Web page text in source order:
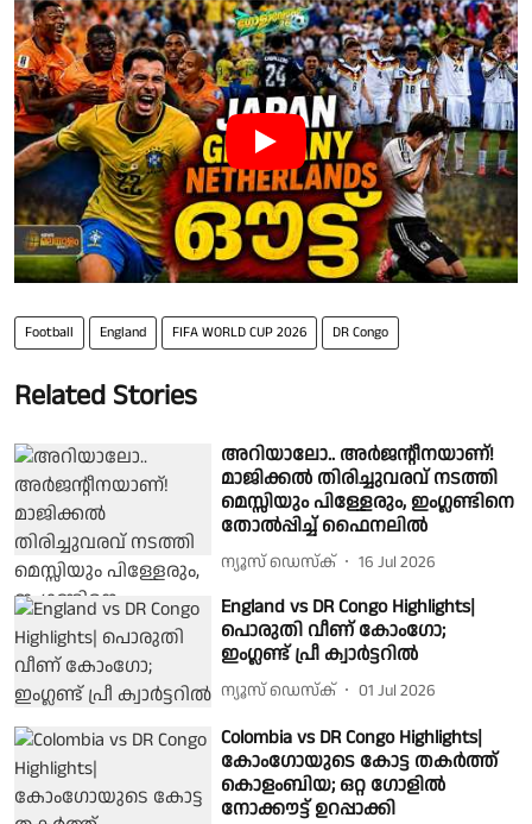
Football England FIFA WORLD CUP 2026 DR Congo
Related Stories
അറിയാലോ.. അർജൻ്റീനയാണ്!
മാജിക്കൽ തിരിച്ചുവരവ് നടത്തി
മെസ്സിയും പിള്ളേരും, ഇംഗ്ലണ്ടിനെ
തോൽപ്പിച്ച് ഫൈനലിൽ
ന്യൂസ് ഡെസ്ക് 16 Jul 2026
England vs DR Congo Highlights|
പൊരുതി വീണ് കോംഗോ;
ഇംഗ്ലണ്ട് പ്രീ ക്വാർട്ടറിൽ
ന്യൂസ് ഡെസ്ക് 01 Jul 2026
Colombia vs DR Congo Highlights|
കോംഗോയുടെ കോട്ട തകർത്ത്
കൊളംബിയ; ഒറ്റ ഗോളിൽ
നോക്കൗട്ട് ഉറപ്പാക്കി